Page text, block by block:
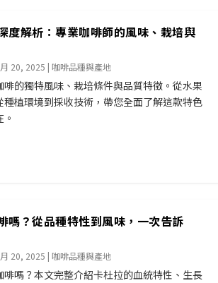
度解析：專業咖啡師的風味、栽培與
20, 2025 | 咖啡品種與產地
啡的獨特風味、栽培條件與品質特徵。從水果
植環境到採收技術，帶您全面了解這款特色
嗎？從品種特性到風味，一次告訴
20, 2025 | 咖啡品種與產地
嗎？本文完整介紹卡杜拉的血統特性、生長